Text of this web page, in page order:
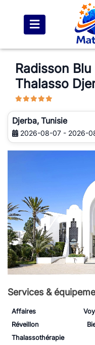
Radisson
Thalasso
Djerba, Tunisie
2026-08-07 - 2026-
Services &
Affaires
Réveillon
Thalassothérapie